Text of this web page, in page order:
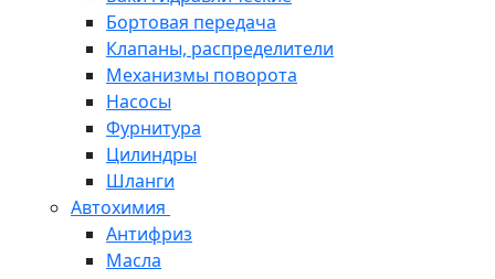
Бортовая передача
Клапаны, распределители
Механизмы поворота
Насосы
Фурнитура
Цилиндры
Шланги
Автохимия
Антифриз
Масла